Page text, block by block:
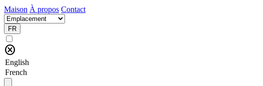
Maison À propos Contact
FR
cancel